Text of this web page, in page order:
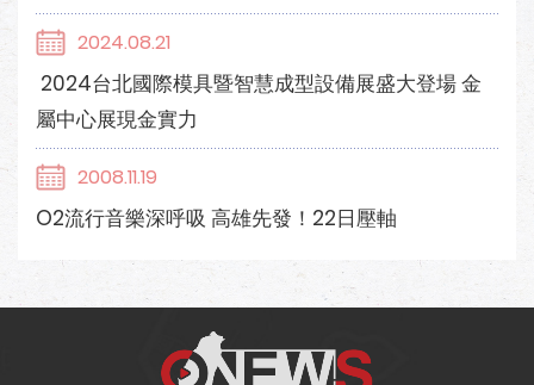
2024.08.21
2024台北國際模具暨智慧成型設備展盛大登場 金
屬中心展現金實力
2008.11.19
O2流行音樂深呼吸 高雄先發！22日壓軸